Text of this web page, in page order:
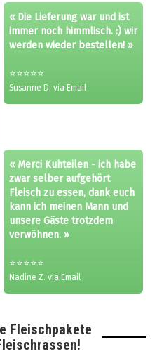
« Die Lieferung war und ist
immer noch himmlisch. :) wir
werden wieder bestellen! »
⭐⭐⭐⭐⭐
Susanne D. via Email
« Merci Kuhteilen - ich habe
zwar selber aufgehört
Fleisch zu essen, dank euch
kann ich meinen Mann und
unsere Gäste trotzdem
verwöhnen. »
⭐⭐⭐⭐⭐
Nadine Z. via Email
Fleischpakete